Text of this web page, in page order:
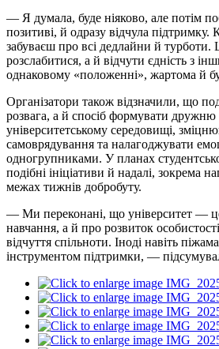
— Я думала, буде ніяково, але потім
позитиві, й одразу відчула підтримку.
забуваєш про всі дедлайни й турботи.
розслабитися, а й відчути єдність з
однаковому «положенні», жартома й
Організатори також відзначили, що
розвага, а й спосіб формувати дружню
університетському середовищі,
самоврядування та налагоджувати
одногрупниками. У планах
подібні ініціативи й надалі, зокрема
межах тижнів добробуту.
— Ми переконані, що університет —
навчання, а й про розвиток
відчуття спільноти. Іноді навіть
інструментом підтримки, —